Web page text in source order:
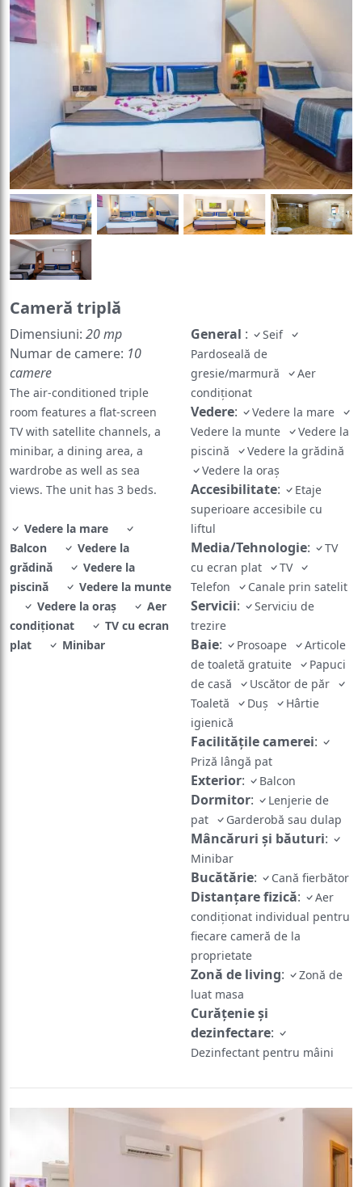
Cameră triplă
Dimensiuni: 20 mp
Numar de camere: 10
camere
The air-conditioned triple
room features a flat-screen
TV with satellite channels, a
minibar, a dining area, a
wardrobe as well as sea
views. The unit has 3 beds.
Vedere la mare
Balcon
Vedere la
grădină
Vedere la
piscină
Vedere la munte
Vedere la oraș
Aer
condiţionat
TV cu ecran
plat
Minibar
General :
Seif
Pardoseală de
gresie/marmură
Aer
condiţionat
Vedere:
Vedere la mare
Vedere la munte
Vedere la
piscină
Vedere la grădină
Vedere la oraș
Accesibilitate:
Etaje
superioare accesibile cu
liftul
Media/Tehnologie:
TV
cu ecran plat
TV
Telefon
Canale prin satelit
Servicii:
Serviciu de
trezire
Baie: Prosoape
Articole
de toaletă gratuite
Papuci
de casă
Uscător de păr
Toaletă
Duş
Hârtie
igienică
Facilităţile camerei:
Priză lângă pat
Exterior: Balcon
Dormitor:
Lenjerie de
pat
Garderobă sau dulap
Mâncăruri și băuturi:
Minibar
Bucătărie: Cană fierbător
Distanțare fizică:
Aer
condiționat individual pentru
fiecare cameră de la
proprietate
Zonă de living:
Zonă de
luat masa
Curățenie și
dezinfectare:
Dezinfectant pentru mâini